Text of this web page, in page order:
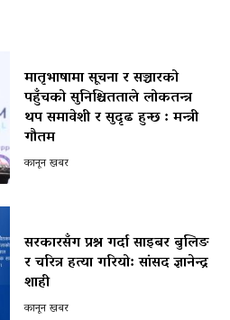
मातृभाषामा सूचना र सञ्चारको
पहुँचको सुनिश्चितताले लोकतन्त्र
थप समावेशी र सुदृढ हुन्छ : मन्त्री
गौतम
कानून खबर
सरकारसँग प्रश्न गर्दा साइबर बुलिङ
र चरित्र हत्या गरियो: सांसद ज्ञानेन्द्र
शाही
कानून खबर